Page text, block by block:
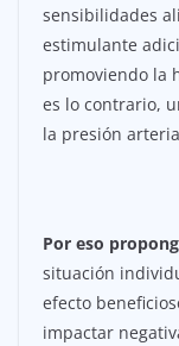
sensibilidades
estimulante
promoviendo la
es lo contrario,
la presión
Por eso
situación
efecto
impactar